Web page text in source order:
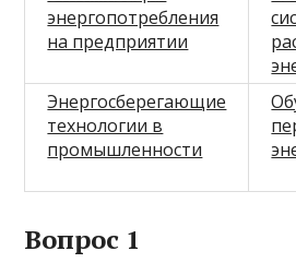
энергопотребления
на предприятии
Энергосберегающие
технологии в
промышленности
Вопрос 1